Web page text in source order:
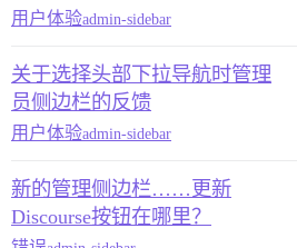
用户体验admin-sidebar
关于选择头部下拉导航时管理
员侧边栏的反馈
用户体验admin-sidebar
新的管理侧边栏……更新
Discourse按钮在哪里？